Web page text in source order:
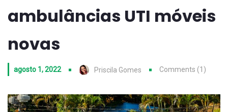
ambulâncias UTI móveis
novas
agosto 1, 2022 Priscila Gomes Comments (1)